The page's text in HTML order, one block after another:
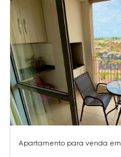
Apartamento para venda em